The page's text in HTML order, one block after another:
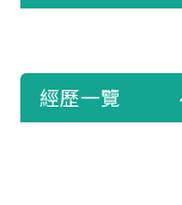
經歷一覽